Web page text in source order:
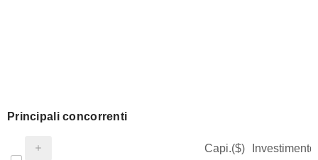
Principali concorrenti
Capi.($) Investimento